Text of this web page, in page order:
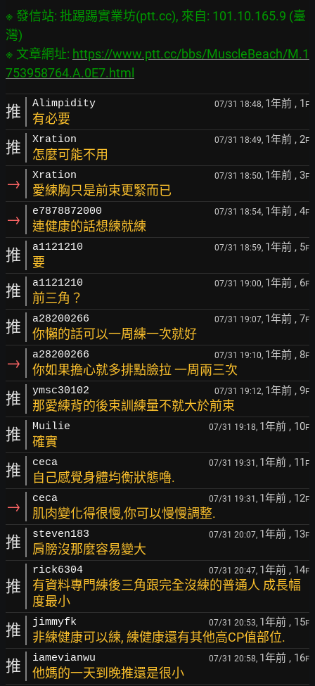
※ 發信站: 批踢踢實業坊(ptt.cc), 來自: 101.10.165.9 (臺
灣)
※ 文章網址: https://www.ptt.cc/bbs/MuscleBeach/M.1
753958764.A.0E7.html
推 Alimpidity 07/31 18:48, 1年前 , 1 F
有必要
推 Xration 07/31 18:49, 1年前 , 2F
怎麼可能不用
→ Xration 07/31 18:50, 1年前 , 3F
愛練胸只是前束更緊而已
→ e7878872000 07/31 18:54, 1年前 , 4F
連健康的話想練就練
推 a1121210 07/31 18:59, 1年前 , 5F
要
推 a1121210 07/31 19:00, 1年前 , 6F
前三角？
推 a28200266 07/31 19:07, 1年前 , 7F
你懶的話可以一周練一次就好
→ a28200266 07/31 19:10, 1年前 , 8F
你如果擔心就多排點臉拉 一周兩三次
推 ymsc30102 07/31 19:12, 1年前 , 9F
那愛練背的後束訓練量不就大於前束
推 Muilie 07/31 19:18, 1年前 , 10F
確實
推 ceca 07/31 19:31, 1年前 , 11 F
自己感覺身體均衡狀態嚕.
→ ceca 07/31 19:31, 1年前 , 12F
肌肉變化得很慢,你可以慢慢調整.
推 steven183 07/31 20:07, 1年前 , 13F
肩膀沒那麼容易變大
推
rick6304 07/31 20:47, 1年前 , 14F
有資料專門練後三角跟完全沒練的普通人 成長幅
度最小
推 jimmyfk 07/31 20:53, 1年前 , 15F
非練健康可以練, 練健康還有其他高CP值部位.
推 iamevianwu 07/31 20:58, 1年前 , 16F
他媽的一天到晚推還是很小